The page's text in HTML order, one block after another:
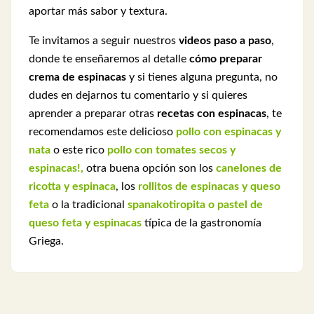
aportar más sabor y textura.
Te invitamos a seguir nuestros videos paso a paso,
donde te enseñaremos al detalle cómo preparar
crema de espinacas y si tienes alguna pregunta, no
dudes en dejarnos tu comentario y si quieres
aprender a preparar otras recetas con espinacas, te
recomendamos este delicioso pollo con espinacas y
nata o este rico pollo con tomates secos y
espinacas!, otra buena opción son los canelones de
ricotta y espinaca, los rollitos de espinacas y queso
feta o la tradicional spanakotiropita o pastel de
queso feta y espinacas típica de la gastronomía
Griega.